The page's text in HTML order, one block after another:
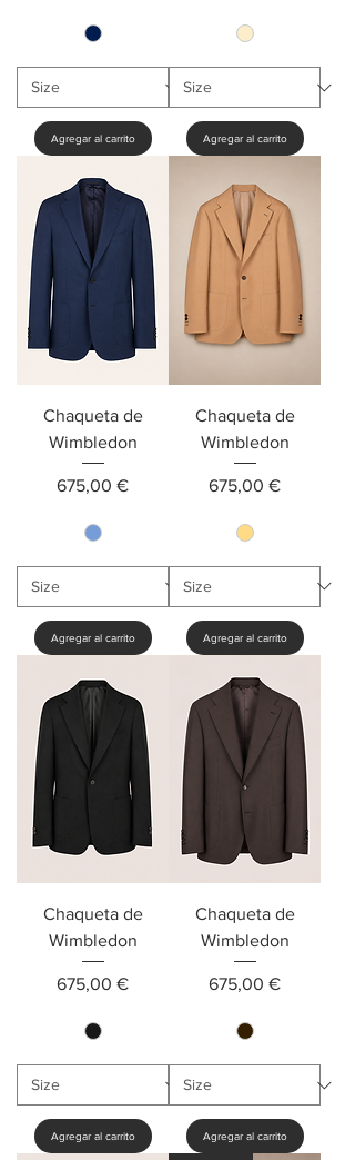
Agregar al carrito Agregar al carrito
Chaqueta de
Wimbledon
Precio
675,00 €
Agregar al carrito
Chaqueta de
Wimbledon
Precio
675,00 €
Agregar al carrito
Chaqueta de
Wimbledon
Precio
675,00 €
Agregar al carrito
Chaqueta de
Wimbledon
Precio
675,00 €
Agregar al carrito